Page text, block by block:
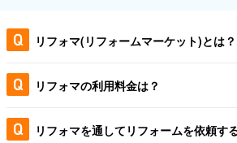
リフォマ(リフォームマーケット)とは？
リフォマの利用料金は？
リフォマを通してリフォームを依頼す